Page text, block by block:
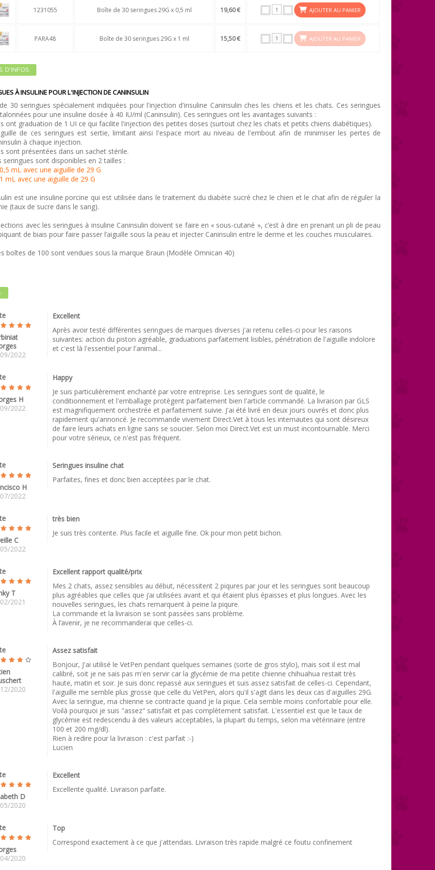
1231055 Boîte de 30 seringues 29G x 0,5 ml 19,60 € AJOUTER AU PANIER
PARA48 Boîte de 30 seringues 29G x 1 ml 15,50 € AJOUTER AU PANIER
D'INFOS
À INSULINE POUR L'INJECTION DE CANINSULIN
30 seringues spécialement indiquées pour l'injection d'insuline Caninsulin ches les chiens et les chats. Ces seringues
pour une insuline dosée à 40 IU/ml (Caninsulin). Ces seringues ont les avantages suivants :
ont graduation de 1 UI ce qui facilite l'injection des petites doses (surtout chez les chats et petits chiens diabétiques).
de ces seringues est sertie, limitant ainsi l'espace mort au niveau de l'embout afin de minimiser les pertes de
à chaque injection.
sont présentées dans un sachet stérile.
seringues sont disponibles en 2 tailles :
0,5 mL avec une aiguille de 29 G
1 mL avec une aiguille de 29 G
est une insuline porcine qui est utilisée dans le traitement du diabète sucré chez le chien et le chat afin de réguler la
(taux de sucre dans le sang).
avec les seringues à insuline Caninsulin doivent se faire en « sous-cutané », c’est à dire en prenant un pli de peau
de biais pour faire passer l’aiguille sous la peau et injecter Caninsulin entre le derme et les couches musculaires.
boîtes de 100 sont vendues sous la marque Braun (Modèle Omnican 40)
2022
Excellent
Après avoir testé différentes seringues de marques diverses j'ai retenu celles-ci pour les raisons
suivantes: action du piston agréable, graduations parfaitement lisibles, pénétration de l'aiguille indolore
et c'est là l'essentiel pour l'animal...
H
2022
Happy
Je suis particulièrement enchanté par votre entreprise. Les seringues sont de qualité, le
conditionnement et l'emballage protègent parfaitement bien l'article commandé. La livraison par GLS
est magnifiquement orchestrée et parfaitement suivie. J'ai été livré en deux jours ouvrés et donc plus
rapidement qu'annoncé. Je recommande vivement Direct.Vet à tous les internautes qui sont désireux
de faire leurs achats en ligne sans se soucier. Selon moi Direct.Vet est un must incontournable. Merci
pour votre sérieux, ce n'est pas fréquent.
H
2022
Seringues insuline chat
Parfaites, fines et donc bien acceptées par le chat.
C
2022
très bien
Je suis très contente. Plus facile et aiguille fine. Ok pour mon petit bichon.
T
2021
Excellent rapport qualité/prix
Mes 2 chats, assez sensibles au début, nécessitent 2 piqures par jour et les seringues sont beaucoup
plus agréables que celles que j’ai utilisées avant et qui étaient plus épaisses et plus longues. Avec les
nouvelles seringues, les chats remarquent à peine la piqure.
La commande et la livraison se sont passées sans problème.
À l’avenir, je ne recommanderai que celles-ci.
2020
Assez satisfait
Bonjour, J'ai utilisé le VetPen pendant quelques semaines (sorte de gros stylo), mais soit il est mal
calibré, soit je ne sais pas m'en servir car la glycémie de ma petite chienne chihuahua restait très
haute, matin et soir. Je suis donc repassé aux seringues et suis assez satisfait de celles-ci. Cependant,
l'aiguille me semble plus grosse que celle du VetPen, alors qu'il s'agit dans les deux cas d'aiguilles 29G.
Avec la seringue, ma chienne se contracte quand je la pique. Cela semble moins confortable pour elle.
Voilà pourquoi je suis "assez" satisfait et pas complètement satisfait. L'essentiel est que le taux de
glycémie est redescendu à des valeurs acceptables, la plupart du temps, selon ma vétérinaire (entre
100 et 200 mg/dl).
Rien à redire pour la livraison : c'est parfait :-)
Lucien
D
2020
Excellent
Excellente qualité. Livraison parfaite.
2020
Top
Correspond exactement à ce que j'attendais. Livraison très rapide malgré ce foutu confinement